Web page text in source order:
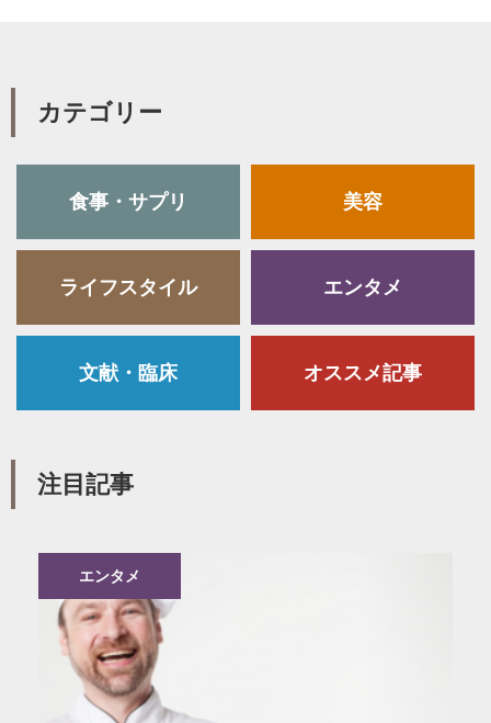
カテゴリー
食事・サプリ 美容
ライフスタイル エンタメ
文献・臨床 オススメ記事
注目記事
エンタメ